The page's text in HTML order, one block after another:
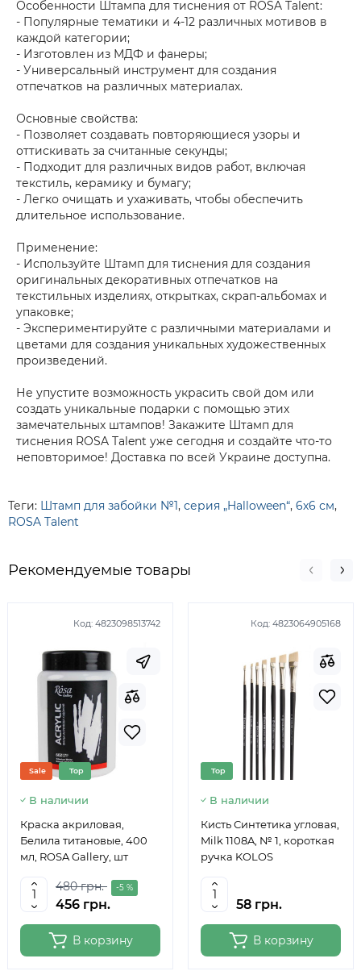
Особенности Штампа для тиснения от ROSA Talent:
- Популярные тематики и 4-12 различных мотивов в
каждой категории;
- Изготовлен из МДФ и фанеры;
- Универсальный инструмент для создания
отпечатков на различных материалах.
Основные свойства:
- Позволяет создавать повторяющиеся узоры и
оттискивать за считанные секунды;
- Подходит для различных видов работ, включая
текстиль, керамику и бумагу;
- Легко очищать и ухаживать, чтобы обеспечить
длительное использование.
Применение:
- Используйте Штамп для тиснения для создания
оригинальных декоративных отпечатков на
текстильных изделиях, открытках, скрап-альбомах и
упаковке;
- Экспериментируйте с различными материалами и
цветами для создания уникальных художественных
произведений.
Не упустите возможность украсить свой дом или
создать уникальные подарки с помощью этих
замечательных штампов! Закажите Штамп для
тиснения ROSA Talent уже сегодня и создайте что-то
неповторимое! Доставка по всей Украине доступна.
Теги: Штамп для забойки №1, серия „Halloween“, 6х6 см,
ROSA Talent
Рекомендуемые товары
Код: 4823098513742
Sale Top
В наличии
Краска акриловая,
Белила титановые, 400
мл, ROSA Gallery, шт
480 грн. -5 %
456 грн.
В корзину
Код: 4823064905168
Top
В наличии
Кисть Синтетика угловая,
Milk 1108A, № 1, короткая
ручка KOLOS
58 грн.
В корзину